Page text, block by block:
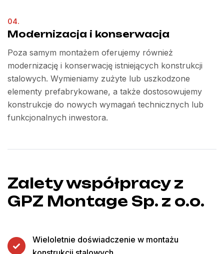
04.
Modernizacja i konserwacja
Poza samym montażem oferujemy również
modernizację i konserwację istniejących konstrukcji
stalowych. Wymieniamy zużyte lub uszkodzone
elementy prefabrykowane, a także dostosowujemy
konstrukcje do nowych wymagań technicznych lub
funkcjonalnych inwestora.
Zalety współpracy z
GPZ Montage Sp. z o.o.
Wieloletnie doświadczenie w montażu